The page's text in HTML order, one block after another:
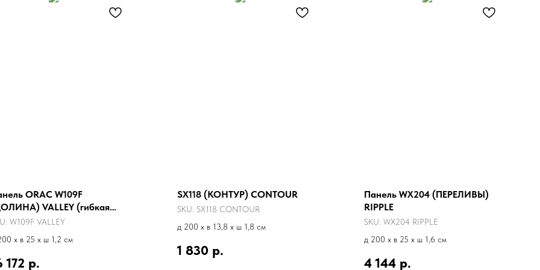
ORAC W109F
VALLEY (гибкая
W109F VALLEY
x в 25 x ш 1,2 см
172 р.
SX118 (КОНТУР) CONTOUR
SKU: SX118 CONTOUR
д 200 x в 13,8 x ш 1,8 см
1 830 р.
Панель WX204 (ПЕРЕЛИВЫ)
RIPPLE
SKU: WX204 RIPPLE
д 200 x в 25 x ш 1,6 см
4 144 р.